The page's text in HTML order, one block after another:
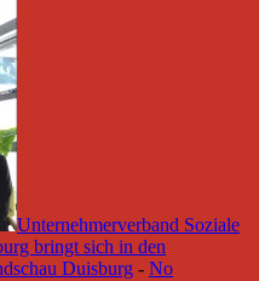
Unternehmerverband Soziale
bringt sich in den
Duisburg - No